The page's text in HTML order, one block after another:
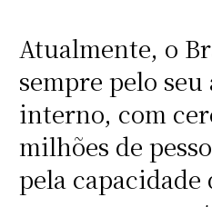
Atualmente, o
sempre pelo
interno, com
milhões de
pela capacidade